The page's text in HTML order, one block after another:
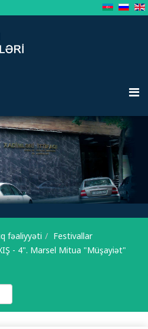
fəaliyyəti
Festivallar
- 4". Marsel Mitua "Müşayiət"